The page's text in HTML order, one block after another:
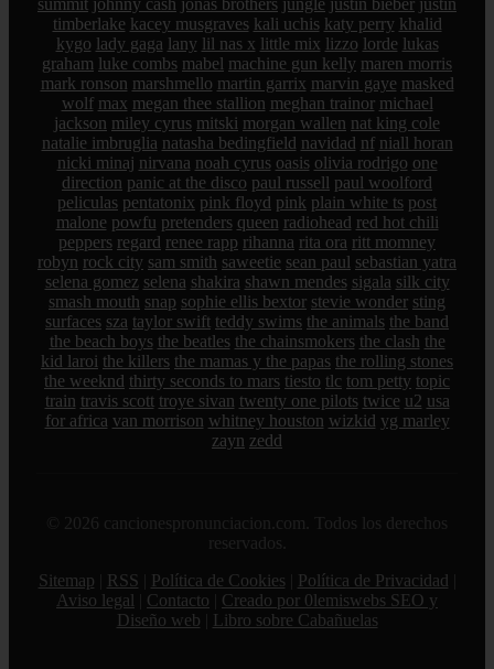
timberlake kacey musgraves kali uchis katy perry khalid
kygo lady gaga lany lil nas x little mix lizzo lorde lukas
graham luke combs mabel machine gun kelly maren morris
mark ronson marshmello martin garrix marvin gaye masked
wolf max megan thee stallion meghan trainor michael
jackson miley cyrus mitski morgan wallen nat king cole
natalie imbruglia natasha bedingfield navidad nf niall horan
nicki minaj nirvana noah cyrus oasis olivia rodrigo one
direction panic at the disco paul russell paul woolford
peliculas pentatonix pink floyd pink plain white ts post
malone powfu pretenders queen radiohead red hot chili
peppers regard renee rapp rihanna rita ora ritt momney
robyn rock city sam smith saweetie sean paul sebastian yatra
selena gomez selena shakira shawn mendes sigala silk city
smash mouth snap sophie ellis bextor stevie wonder sting
surfaces sza taylor swift teddy swims the animals the band
the beach boys the beatles the chainsmokers the clash the
kid laroi the killers the mamas y the papas the rolling stones
the weeknd thirty seconds to mars tiesto tlc tom petty topic
train travis scott troye sivan twenty one pilots twice u2 usa
for africa van morrison whitney houston wizkid yg marley
zayn zedd
© 2026 cancionespronunciacion.com. Todos los derechos
reservados.
Sitemap
RSS Política de Cookies Política de Privacidad
Aviso legal
Contacto
Creado por 0lemiswebs SEO y
Diseño web
Libro sobre Cabañuelas